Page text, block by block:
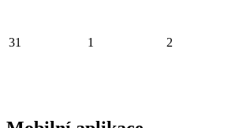
31 1 2